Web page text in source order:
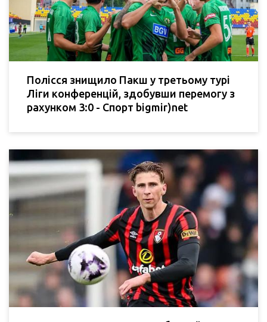
Полісся знищило Пакш у третьому турі
Ліги конференцій, здобувши перемогу з
рахунком 3:0 - Спорт bigmir)net